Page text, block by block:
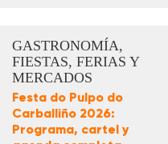
GASTRONOMÍA,
FIESTAS, FERIAS Y
MERCADOS
Festa do Pulpo do
Carballiño 2026:
Programa, cartel y